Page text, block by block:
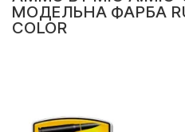
МОДЕЛЬНА ФАРБА
COLOR